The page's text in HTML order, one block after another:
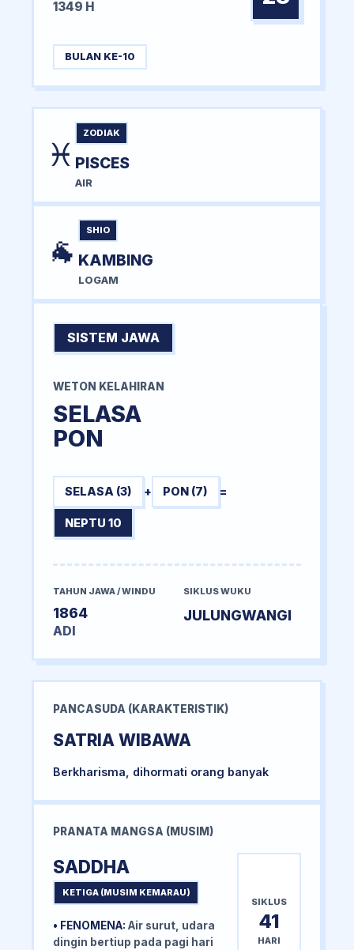
1349 H
BULAN KE-10
♓
ZODIAK
PISCES
AIR
🐐
SHIO
KAMBING
LOGAM
SISTEM JAWA
WETON KELAHIRAN
SELASA
PON
SELASA (3) + PON (7) =
NEPTU 10
TAHUN JAWA / WINDU
1864
ADI
SIKLUS WUKU
JULUNGWANGI
PANCASUDA (KARAKTERISTIK)
SATRIA WIBAWA
Berkharisma, dihormati orang banyak
PRANATA MANGSA (MUSIM)
SADDHA
KETIGA (MUSIM KEMARAU)
• FENOMENA: Air surut, udara
dingin bertiup pada pagi hari
SIKLUS
41
HARI